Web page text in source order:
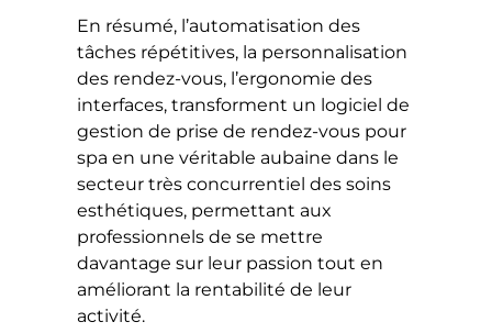
En résumé, l’automatisation des
tâches répétitives, la personnalisation
des rendez-vous, l’ergonomie des
interfaces, transforment un logiciel de
gestion de prise de rendez-vous pour
spa en une véritable aubaine dans le
secteur très concurrentiel des soins
esthétiques, permettant aux
professionnels de se mettre
davantage sur leur passion tout en
améliorant la rentabilité de leur
activité.